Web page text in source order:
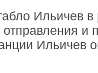
Ильичев
и
Ильичев